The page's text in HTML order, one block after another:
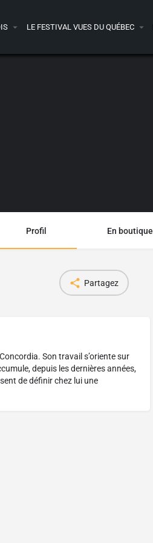
LE FESTIVAL VUES DU QUÉBEC
Profil En boutique
Partagez
Son travail s’oriente sur
depuis les dernières années,
de définir chez lui une